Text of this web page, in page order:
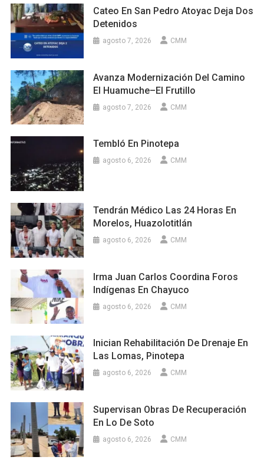
Cateo En San Pedro Atoyac Deja Dos
Detenidos
agosto 7, 2026 CMM
Avanza Modernización Del Camino
El Huamuche–El Frutillo
agosto 7, 2026 CMM
Tembló En Pinotepa
agosto 6, 2026 CMM
Tendrán Médico Las 24 Horas En
Morelos, Huazolotitlán
agosto 6, 2026 CMM
Irma Juan Carlos Coordina Foros
Indígenas En Chayuco
agosto 6, 2026 CMM
Inician Rehabilitación De Drenaje En
Las Lomas, Pinotepa
agosto 6, 2026 CMM
Supervisan Obras De Recuperación
En Lo De Soto
agosto 6, 2026 CMM